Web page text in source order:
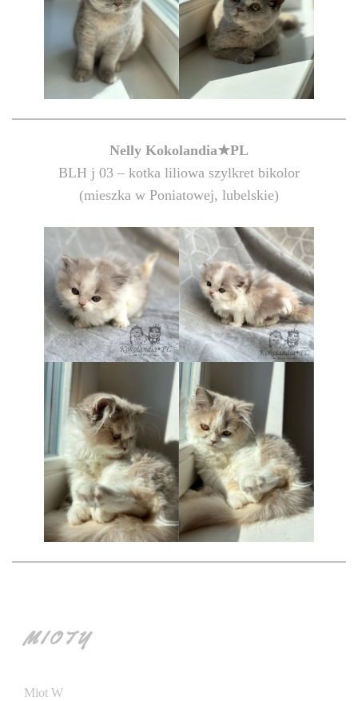
Nelly Kokolandia★PL
BLH j 03 – kotka liliowa szylkret bikolor
(mieszka w Poniatowej, lubelskie)
MIOTY
Miot W